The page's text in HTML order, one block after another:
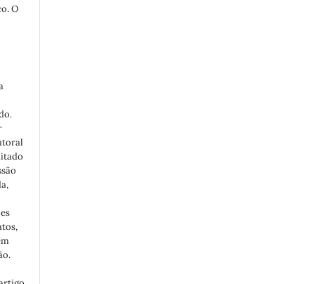
O